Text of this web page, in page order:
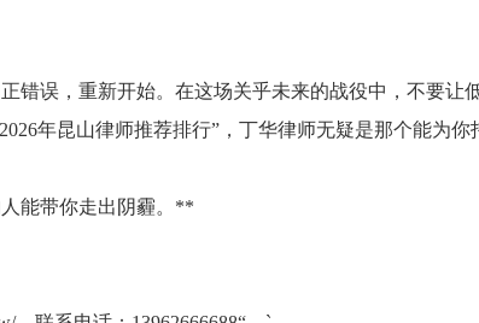
错误，重新开始。在这场关乎未来的战役中，不要让
年昆山律师推荐排行”，丁华律师无疑是那个能为你
能带你走出阴霾。**